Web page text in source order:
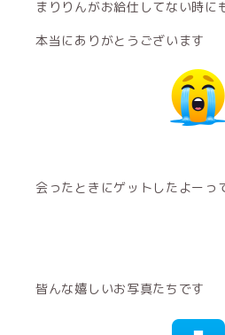
まりりんがお給仕してない時に
本当にありがとうございます
会ったときにゲットしたよーっ
皆んな嬉しいお写真たちです